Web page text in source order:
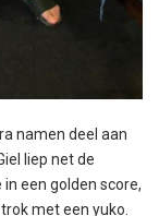
namen deel aan
liep net de
een golden score,
met een yuko.